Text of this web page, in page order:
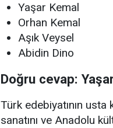
Yaşar Kemal
Orhan Kemal
Aşık Veysel
Abidin Dino
Doğru cevap:
Türk edebiyatının usta
sanatını ve Anadolu